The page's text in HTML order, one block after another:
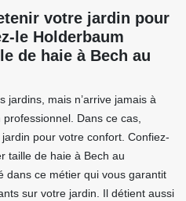
votre jardin pour
le Holderbaum
de haie à Bech au
jardins, mais n’arrive jamais à
Dans ce cas,
jardin pour votre confort. Confiez-
taille de haie à Bech au
dans ce métier qui vous garantit
sur votre jardin. Il détient aussi